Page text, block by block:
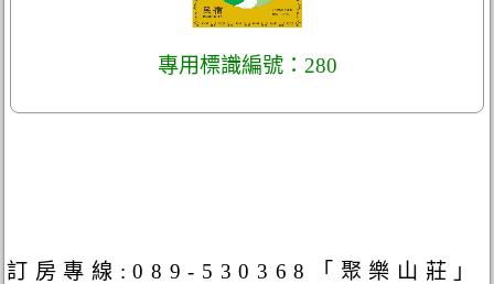
專用標識編號：280
訂房專線:089-530368「聚樂山莊」